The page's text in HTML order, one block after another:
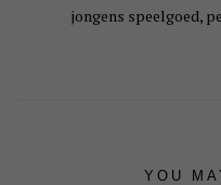
jongens speelgoed,
YOU